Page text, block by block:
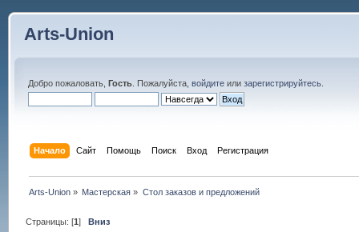
Arts-Union
Добро пожаловать, Гость. Пожалуйста, войдитеили зарегистрируйтесь.
Начало Сайт Помощь Поиск Вход Регистрация
Arts-Union » Мастерская » Стол заказов и предложений
Страницы: [1]Вниз